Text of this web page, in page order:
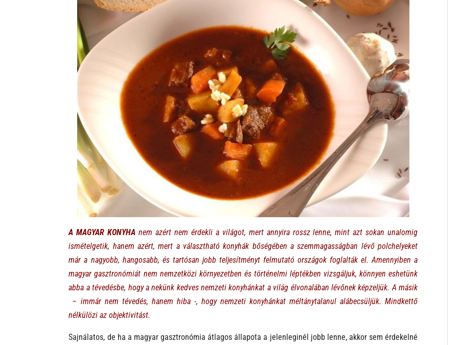
A MAGYAR KONYHAnem azért nem érdekli a világot, mert annyira rossz lenne, mint azt sokan unalomig
ismételgetik, hanem azért, mert a választható konyhák bőségében a szemmagasságban lévő polchelyeket
már a nagyobb, hangosabb, és tartósan jobb teljesítményt felmutató országok foglalták el. Amennyiben a
magyar gasztronómiát nem nemzetközi környezetben és történelmi léptékben vizsgáljuk, könnyen eshetünk
abba a tévedésbe, hogy a nekünk kedves nemzeti konyhánkat a világ élvonalában lévőnek képzeljük. A másik
– immár nem tévedés, hanem hiba -, hogy nemzeti konyhánkat méltánytalanul alábecsüljük. Mindkettő
nélkülözi az objektivitást.
Sajnálatos, de ha a magyar gasztronómia átlagos állapota a jelenleginél jobb lenne, akkor sem érdekelné